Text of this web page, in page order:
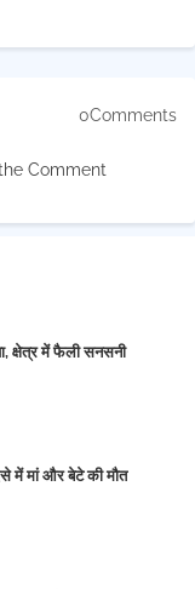
0Comments
Comment
क्षेत्र में फैली सनसनी
में मां और बेटे की मौत